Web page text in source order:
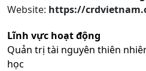
Website: https://
Lĩnh vực hoạt động
Quản trị tài nguyên thiên
học